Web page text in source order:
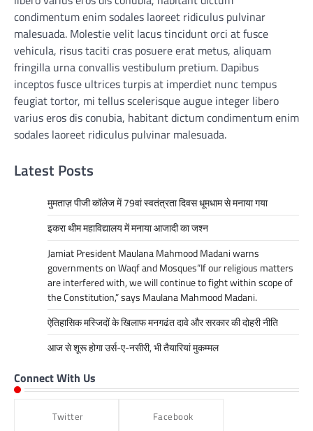
condimentum enim sodales laoreet ridiculus pulvinar
malesuada. Molestie velit lacus tincidunt orci at fusce
vehicula, risus taciti cras posuere erat metus, aliquam
fringilla urna convallis vestibulum pretium. Dapibus
inceptos fusce ultrices turpis at imperdiet nunc tempus
feugiat tortor, mi tellus scelerisque augue integer libero
varius eros dis conubia, habitant dictum condimentum enim
sodales laoreet ridiculus pulvinar malesuada.
Latest Posts
मुमताज़ पीजी कॉलेज में 79वां स्वतंत्रता दिवस धूमधाम से मनाया गया
इकरा थीम महाविद्यालय में मनाया आजादी का जश्न
Jamiat President Maulana Mahmood Madani warns
governments on Waqf and Mosques”If our religious matters
are interfered with, we will continue to fight within scope of
the Constitution,” says Maulana Mahmood Madani.
ऐतिहासिक मस्जिदों के खिलाफ मनगढंत दावे और सरकार की दोहरी नीति
आज से शूरू होगा उर्स-ए-नसीरी, भी तैयारियां मुकम्मल
Connect With Us
Twitter Facebook